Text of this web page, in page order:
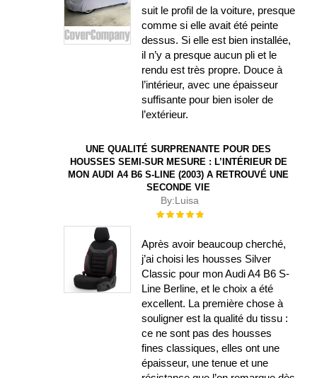
suit le profil de la voiture, presque
comme si elle avait été peinte
dessus. Si elle est bien installée,
il n’y a presque aucun pli et le
rendu est très propre. Douce à
l’intérieur, avec une épaisseur
suffisante pour bien isoler de
l’extérieur.
UNE QUALITÉ SURPRENANTE POUR DES
HOUSSES SEMI-SUR MESURE : L’INTÉRIEUR DE
MON AUDI A4 B6 S-LINE (2003) A RETROUVÉ UNE
SECONDE VIE
By:Luisa
Évaluation :
Après avoir beaucoup cherché,
j’ai choisi les housses Silver
Classic pour mon Audi A4 B6 S-
Line Berline, et le choix a été
excellent. La première chose à
souligner est la qualité du tissu :
ce ne sont pas des housses
fines classiques, elles ont une
épaisseur, une tenue et une